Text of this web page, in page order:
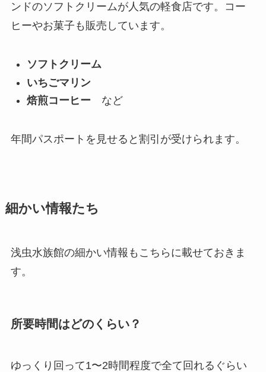
ンドのソフトクリームが人気の軽食店です。コー
ヒーやお菓子も販売しています。
ソフトクリーム
いちごマリン
焙煎コーヒー など
年間パスポートを見せると割引が受けられます。
細かい情報たち
浅虫水族館の細かい情報もこちらに載せておきま
す。
所要時間はどのくらい？
ゆっくり回って1〜2時間程度で全て回れるぐらい